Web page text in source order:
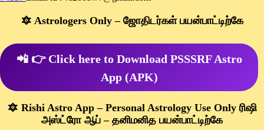
🔯 Astrologers Only – ஜோதிடர்கள் பயன்பாட்டிற்கே
📲 👉 Click here to Download PSSSRF Astro
App (APK)
🔯 Rishi Astro App – Personal Astrology Use Only ரிஷி
அஸ்ட்ரோ ஆப் – தனிமனித பயன்பாட்டிற்கே